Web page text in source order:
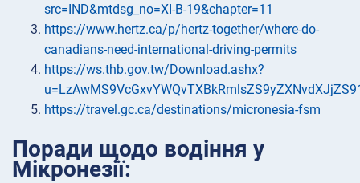
src=IND&mtdsg_no=XI-B-19&chapter=11
https://www.hertz.ca/p/hertz-together/where-do-
canadians-need-international-driving-permits
https://ws.thb.gov.tw/Download.ashx?
https://travel.gc.ca/destinations/micronesia-fsm
Поради щодо водіння у
Мікронезії: